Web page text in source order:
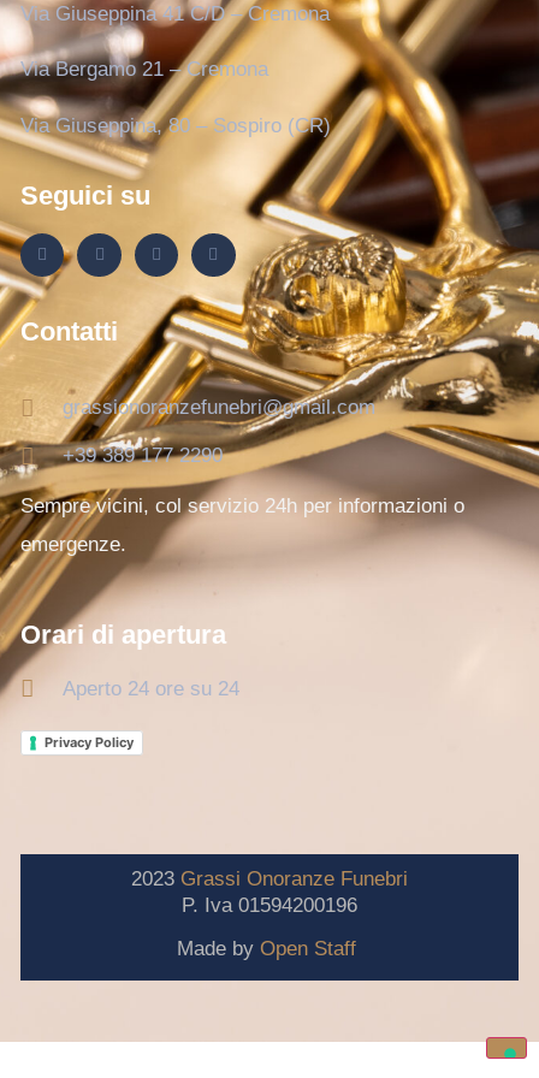
Via Giuseppina 41 C/D – Cremona
Via Bergamo 21 – Cremona
Via Giuseppina, 80 – Sospiro (CR)
Seguici su
Contatti
grassionoranzefunebri@gmail.com
+39 389 177 2290
Sempre vicini, col servizio 24h per informazioni o
emergenze.
Orari di apertura
Aperto 24 ore su 24
Privacy Policy
2023 Grassi Onoranze Funebri
P. Iva 01594200196
Made by Open Staff